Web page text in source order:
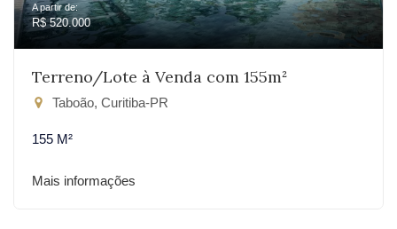
A partir de:
R$ 520.000
Terreno/Lote à Venda com 155m²
Taboão, Curitiba-PR
155 M²
Mais informações